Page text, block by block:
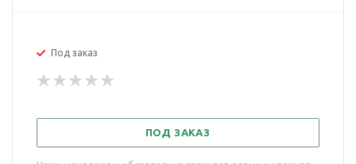
Под заказ
ПОД ЗАКАЗ